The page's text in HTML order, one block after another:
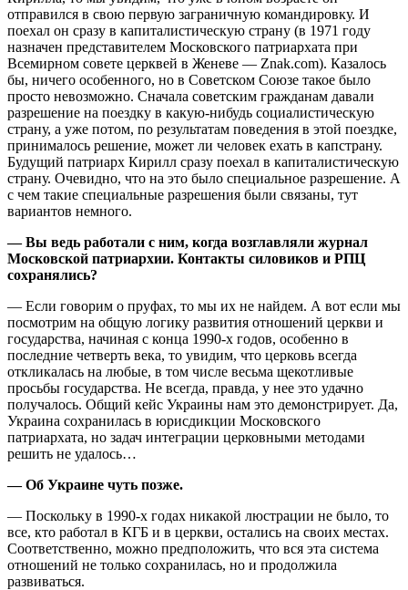
отправился в свою первую заграничную командировку. И
поехал он сразу в капиталистическую страну (в 1971 году
назначен представителем Московского патриархата при
Всемирном совете церквей в Женеве — Znak.com). Казалось
бы, ничего особенного, но в Советском Союзе такое было
просто невозможно. Сначала советским гражданам давали
разрешение на поездку в какую-нибудь социалистическую
страну, а уже потом, по результатам поведения в этой поездке,
принималось решение, может ли человек ехать в капстрану.
Будущий патриарх Кирилл сразу поехал в капиталистическую
страну. Очевидно, что на это было специальное разрешение. А
с чем такие специальные разрешения были связаны, тут
вариантов немного.
— Вы ведь работали с ним, когда возглавляли журнал
Московской патриархии. Контакты силовиков и РПЦ
сохранялись?
— Если говорим о пруфах, то мы их не найдем. А вот если мы
посмотрим на общую логику развития отношений церкви и
государства, начиная с конца 1990-х годов, особенно в
последние четверть века, то увидим, что церковь всегда
откликалась на любые, в том числе весьма щекотливые
просьбы государства. Не всегда, правда, у нее это удачно
получалось. Общий кейс Украины нам это демонстрирует. Да,
Украина сохранилась в юрисдикции Московского
патриархата, но задач интеграции церковными методами
решить не удалось…
— Об Украине чуть позже.
— Поскольку в 1990-х годах никакой люстрации не было, то
все, кто работал в КГБ и в церкви, остались на своих местах.
Соответственно, можно предположить, что вся эта система
отношений не только сохранилась, но и продолжила
развиваться.